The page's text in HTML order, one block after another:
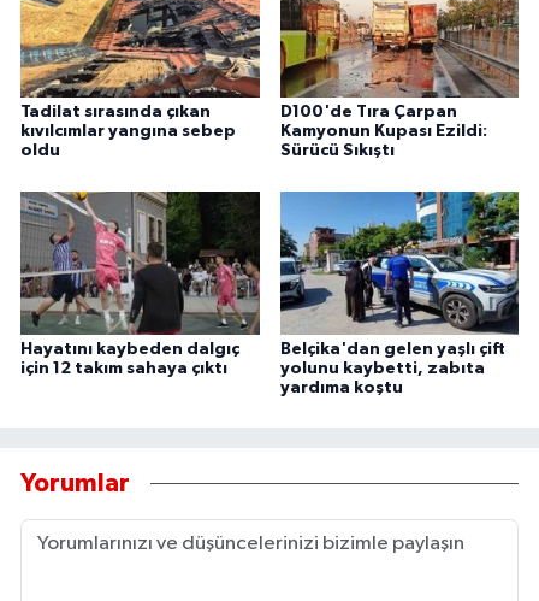
Tadilat sırasında çıkan
kıvılcımlar yangına sebep
oldu
D100'de Tıra Çarpan
Kamyonun Kupası Ezildi:
Sürücü Sıkıştı
Hayatını kaybeden dalgıç
için 12 takım sahaya çıktı
Belçika'dan gelen yaşlı çift
yolunu kaybetti, zabıta
yardıma koştu
Yorumlar